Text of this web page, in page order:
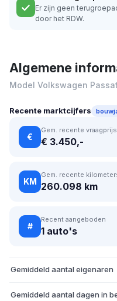
Er zijn geen
door het RDW.
Algemene
Model Volkswagen
Recente marktcijfers
€
Gem. recente vraagprijs
€ 3.450,-
KM
Gem. recente
260.098 km
#
Recent aangeboden
1 auto's
Gemiddeld aantal eigenaren
Gemiddeld aantal dagen in